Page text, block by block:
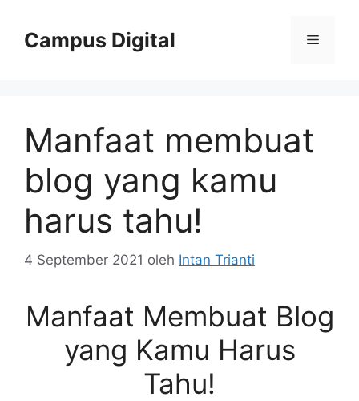
Campus Digital Menu
Manfaat membuat
blog yang kamu
harus tahu!
4 September 2021 oleh Intan Trianti
Manfaat Membuat Blog
yang Kamu Harus
Tahu!